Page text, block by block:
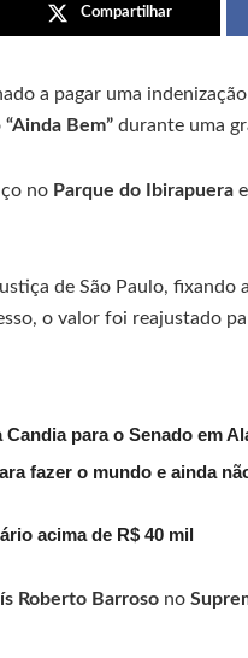
Compartilhar
a pagar uma
“Ainda Bem” durante uma
no Parque do Ibirapuera
de São Paulo, fixando
o valor foi reajustado
para o Senado em
fazer o mundo e ainda
acima de R$ 40 mil
Roberto Barroso no